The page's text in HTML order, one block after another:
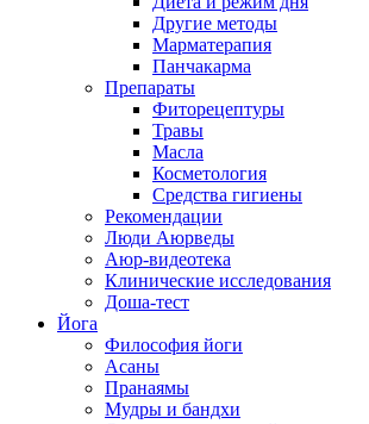
Другие методы
Марматерапия
Панчакарма
Препараты
Фиторецептуры
Травы
Масла
Косметология
Средства гигиены
Рекомендации
Люди Аюрведы
Аюр-видеотека
Клинические исследования
Доша-тест
Йога
Философия йоги
Асаны
Пранаямы
Мудры и бандхи